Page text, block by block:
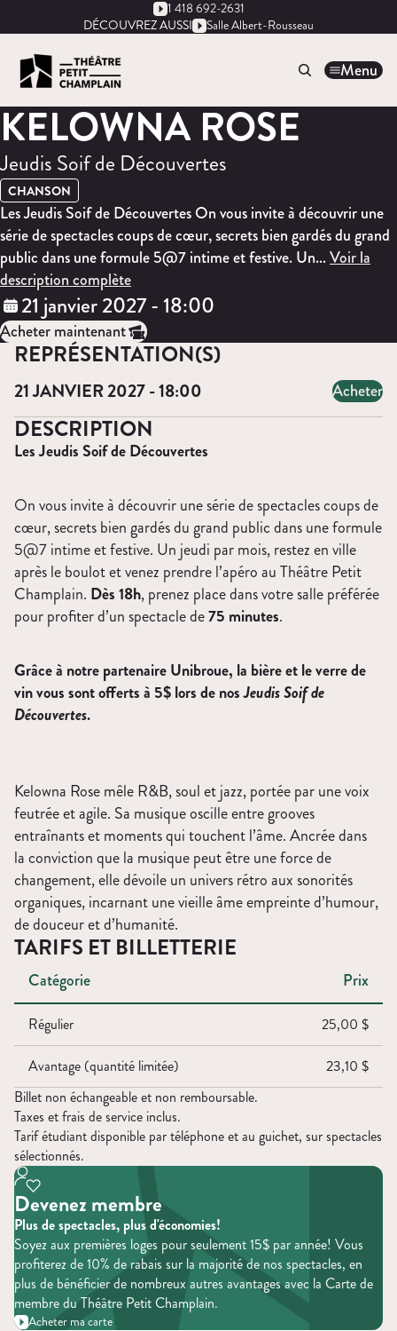
1 418 692-2631
DÉCOUVREZ AUSSI
Salle Albert-Rousseau
Menu
KELOWNA ROSE
Jeudis Soif de Découvertes
CHANSON
Les Jeudis Soif de Découvertes On vous invite à découvrir une
série de spectacles coups de cœur, secrets bien gardés du grand
public dans une formule 5@7 intime et festive. Un...Voir la
description complète
21 janvier 2027 - 18:00
Acheter maintenant
REPRÉSENTATION(S)
21 JANVIER 2027 - 18:00 Acheter
DESCRIPTION
Les Jeudis Soif de Découvertes
On vous invite à découvrir une série de spectacles coups de
cœur, secrets bien gardés du grand public dans une formule
5@7 intime et festive. Un jeudi par mois, restez en ville
après le boulot et venez prendre l’apéro au Théâtre Petit
Champlain. Dès 18h, prenez place dans votre salle préférée
pour profiter d’un spectacle de75 minutes.
Grâce à notre partenaire Unibroue, la bière et le verre de
vin vous sont offerts à 5$ lors de nosJeudis Soif de
Découvertes.
Kelowna Rose mêle R&B, soul et jazz, portée par une voix
feutrée et agile. Sa musique oscille entre grooves
entraînants et moments qui touchent l’âme. Ancrée dans
la conviction que la musique peut être une force de
changement, elle dévoile un univers rétro aux sonorités
organiques, incarnant une vieille âme empreinte d’humour,
de douceur et d’humanité.
TARIFS ET BILLETTERIE
Catégorie Prix
Régulier 25,00 $
Avantage (quantité limitée)
23,10 $
Billet non échangeable et non remboursable.
Taxes et frais de service inclus.
Tarif étudiant disponible par téléphone et au guichet, sur spectacles
sélectionnés.
Devenez membre
Plus de spectacles, plus d'économies!
Soyez aux premières loges pour seulement 15$ par année! Vous
profiterez de 10% de rabais sur la majorité de nos spectacles, en
plus de bénéficier de nombreux autres avantages avec la Carte de
membre du Théâtre Petit Champlain.
Acheter ma carte